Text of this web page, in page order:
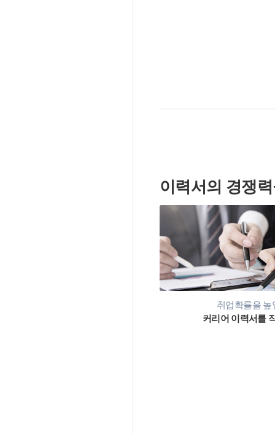
이력서의 경쟁
취업확률을 높
커리어 이력서를